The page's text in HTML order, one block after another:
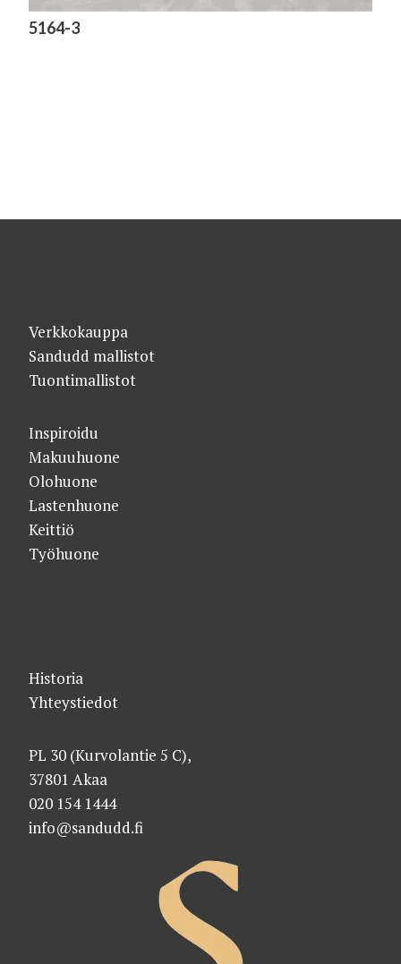
5164-3
Verkkokauppa
Sandudd mallistot
Tuontimallistot
Inspiroidu
Makuuhuone
Olohuone
Lastenhuone
Keittiö
Työhuone
Historia
Yhteystiedot
PL 30 (Kurvolantie 5 C),
37801 Akaa
020 154 1444
info@sandudd.fi